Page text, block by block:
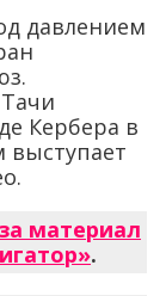
давлением
Кербера в
выступает
материал
.